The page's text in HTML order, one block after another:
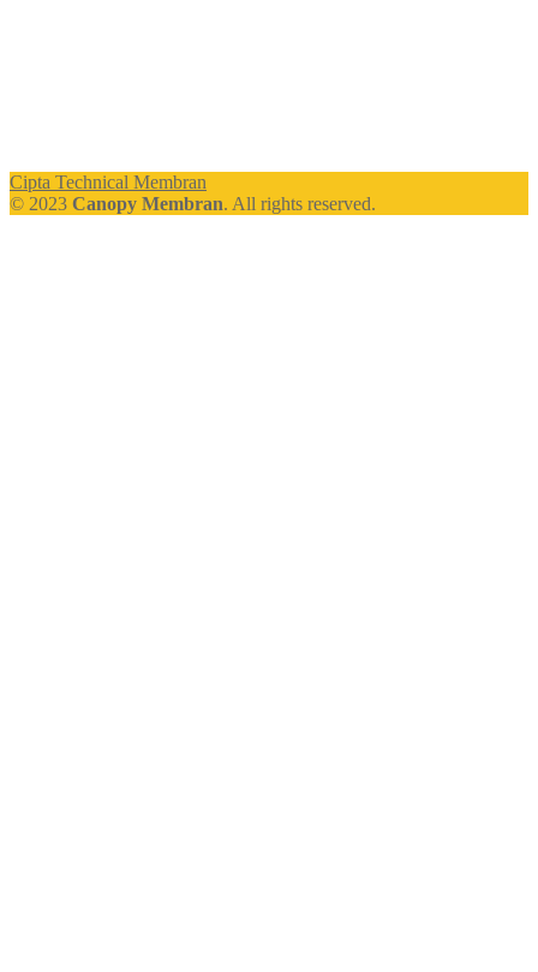
Cipta Technical Membran
© 2023 Canopy Membran. All rights reserved.